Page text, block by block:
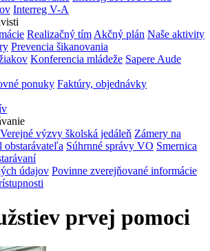
Interreg V-A
Realizačný tím Akčný plán Naše aktivity
Prevencia šikanovania
Konferencia mládeže Sapere Aude
ponuky Faktúry, objednávky
Verejné výzvy školská jedáleň Zámery na
obstarávateľa Súhrnné správy VO Smernica
údajov Povinne zverejňované informácie
prvej pomoci